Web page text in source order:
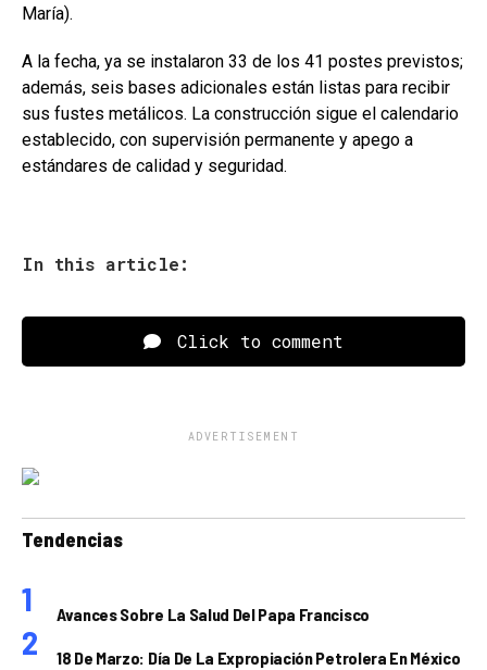
María).
A la fecha, ya se instalaron 33 de los 41 postes previstos;
además, seis bases adicionales están listas para recibir
sus fustes metálicos. La construcción sigue el calendario
establecido, con supervisión permanente y apego a
estándares de calidad y seguridad.
In this article:
Click to comment
ADVERTISEMENT
Tendencias
Avances Sobre La Salud Del Papa Francisco
18 De Marzo: Día De La Expropiación Petrolera En México